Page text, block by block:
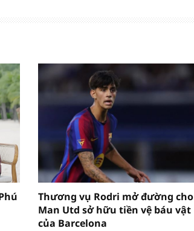
Thương vụ Rodri mở đường cho
Man Utd sở hữu tiền vệ báu vật
của Barcelona